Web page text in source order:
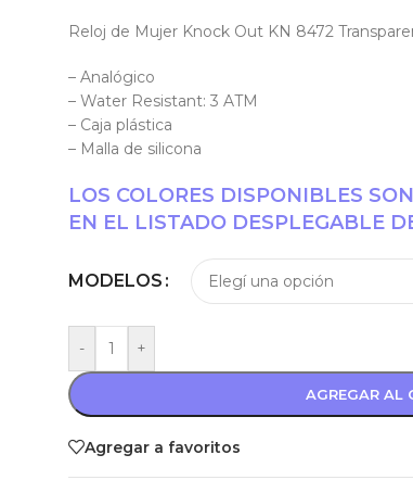
Reloj de Mujer Knock Out KN 8472
– Analógico
– Water Resistant: 3 ATM
– Caja plástica
– Malla de silicona
LOS COLORES DISPONIBLES
EN EL LISTADO DESPLEGABLE
MODELOS
- +
AGREGAR AL
Agregar a favoritos